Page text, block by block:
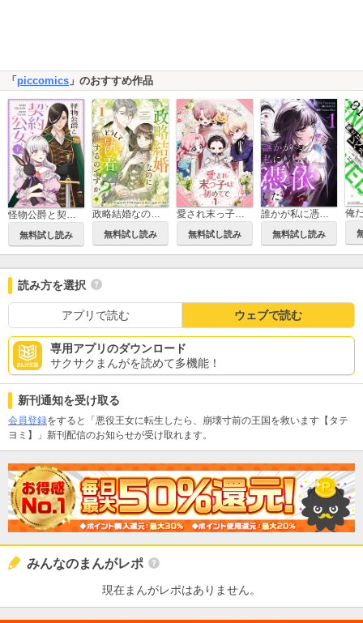
「 piccomics 」のおすすめ作品
無料試し読み
政略結婚なのにどうして執着するのですか？
無料試し読み
愛され末っ子は初めてで
無料試し読み
誰かが私に憑依した
無料試し読み
読み方を選択
アプリで読む ウェブで読む
専用アプリのダウンロード
サクサクまんがを読めて多機能！
新刊通知を受け取る
会員登録をすると「悪役王女に転生したら、崩壊寸前の王国を救います【タテ
ヨミ】」新刊配信のお知らせが受け取れます。
みんなのまんがレポ
現在まんがレポはありません。